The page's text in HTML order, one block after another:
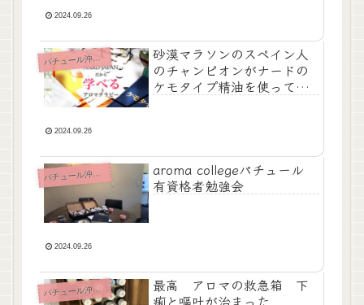
2024.09.26
パチュール沖縄News
砂漠マラソンのスペイン人
のチャンピオンがナードの
ケモタイプ精油を使ってい
2024.09.26
パチュール沖縄News
aroma collegeパチュール
有資格者勉強会
2024.09.26
パチュール沖縄News
最高 アロマの救急箱 下